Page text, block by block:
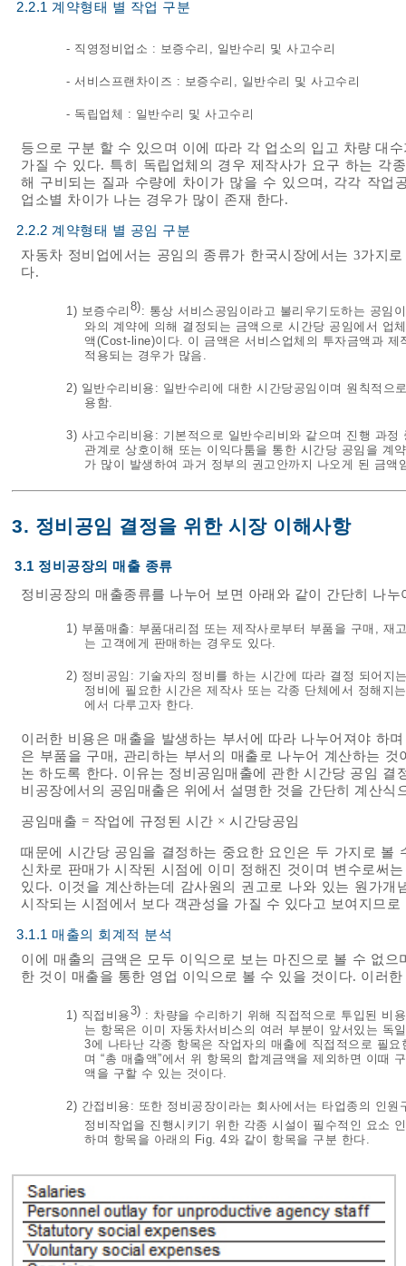
2.2.1 계약형태 별 작업 구분
- 직영정비업소 : 보증수리, 일반수리 및 사고수리
- 서비스프랜차이즈 : 보증수리, 일반수리 및 사고수리
- 독립업체 : 일반수리 및 사고수리
등으로 구분 할 수 있으며 이에 따라 각 업소의 입고 차량 대
가질 수 있다. 특히 독립업체의 경우 제작사가 요구 하는 각
해 구비되는 질과 수량에 차이가 많을 수 있으며, 각각 작업
업소별 차이가 나는 경우가 많이 존재 한다.
2.2.2 계약형태 별 공임 구분
자동차 정비업에서는 공임의 종류가 한국시장에서는 3가지
다.
1) 보증수리 8): 통상 서비스공임이라고 불리우기도하는 공임
와의 계약에 의해 결정되는 금액으로 시간당 공임에서 업
액(Cost-line)이다. 이 금액은 서비스업체의 투자금액과
적용되는 경우가 많음.
2) 일반수리비용: 일반수리에 대한 시간당공임이며 원칙적
용함.
3) 사고수리비용: 기본적으로 일반수리비와 같으며 진행 과
관계로 상호이해 또는 이익다툼을 통한 시간당 공임을 계
가 많이 발생하여 과거 정부의 권고안까지 나오게 된 금액
3. 정비공임 결정을 위한 시장 이해사항
3.1 정비공장의 매출 종류
정비공장의 매출종류를 나누어 보면 아래와 같이 간단히 나누
1) 부품매출: 부품대리점 또는 제작사로부터 부품을 구매,
는 고객에게 판매하는 경우도 있다.
2) 정비공임: 기술자의 정비를 하는 시간에 따라 결정 되어지
정비에 필요한 시간은 제작사 또는 각종 단체에서 정해지
에서 다루고자 한다.
이러한 비용은 매출을 발생하는 부서에 따라 나누어져야 하
은 부품을 구매, 관리하는 부서의 매출로 나누어 계산하는
논 하도록 한다. 이유는 정비공임매출에 관한 시간당 공임
비공장에서의 공임매출은 위에서 설명한 것을 간단히 계산식
공임매출 = 작업에 규정된 시간 × 시간당공임
때문에 시간당 공임을 결정하는 중요한 요인은 두 가지로 볼
신차로 판매가 시작된 시점에 이미 정해진 것이며 변수로써
있다. 이것을 계산하는데 감사원의 권고로 나와 있는 원가
시작되는 시점에서 보다 객관성을 가질 수 있다고 보여지므
3.1.1 매출의 회계적 분석
이에 매출의 금액은 모두 이익으로 보는 마진으로 볼 수 없
한 것이 매출을 통한 영업 이익으로 볼 수 있을 것이다. 이러
1) 직접비용3) : 차량을 수리하기 위해 직접적으로 투입된 비
는 항목은 이미 자동차서비스의 여러 부분이 앞서있는
3에 나타난 각종 항목은 작업자의 매출에 직접적으로 필
며 “총 매출액”에서 위 항목의 합계금액을 제외하면 이때
액을 구할 수 있는 것이다.
2) 간접비용: 또한 정비공장이라는 회사에서는 타업종의 인
정비작업을 진행시키기 위한 각종 시설이 필수적인 요소
하며 항목을 아래의 Fig. 4와 같이 항목을 구분 한다.